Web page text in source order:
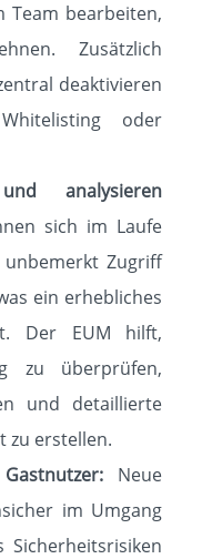
Team bearbeiten,
Zusätzlich
deaktivieren
oder
analysieren
sich im Laufe
Zugriff
ein erhebliches
Der EUM hilft,
zu überprüfen,
und detaillierte
zu erstellen.
Neue
im Umgang